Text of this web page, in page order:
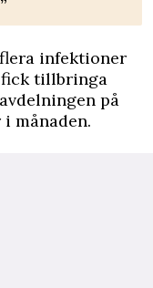
infektioner
fick tillbringa
på
månaden.